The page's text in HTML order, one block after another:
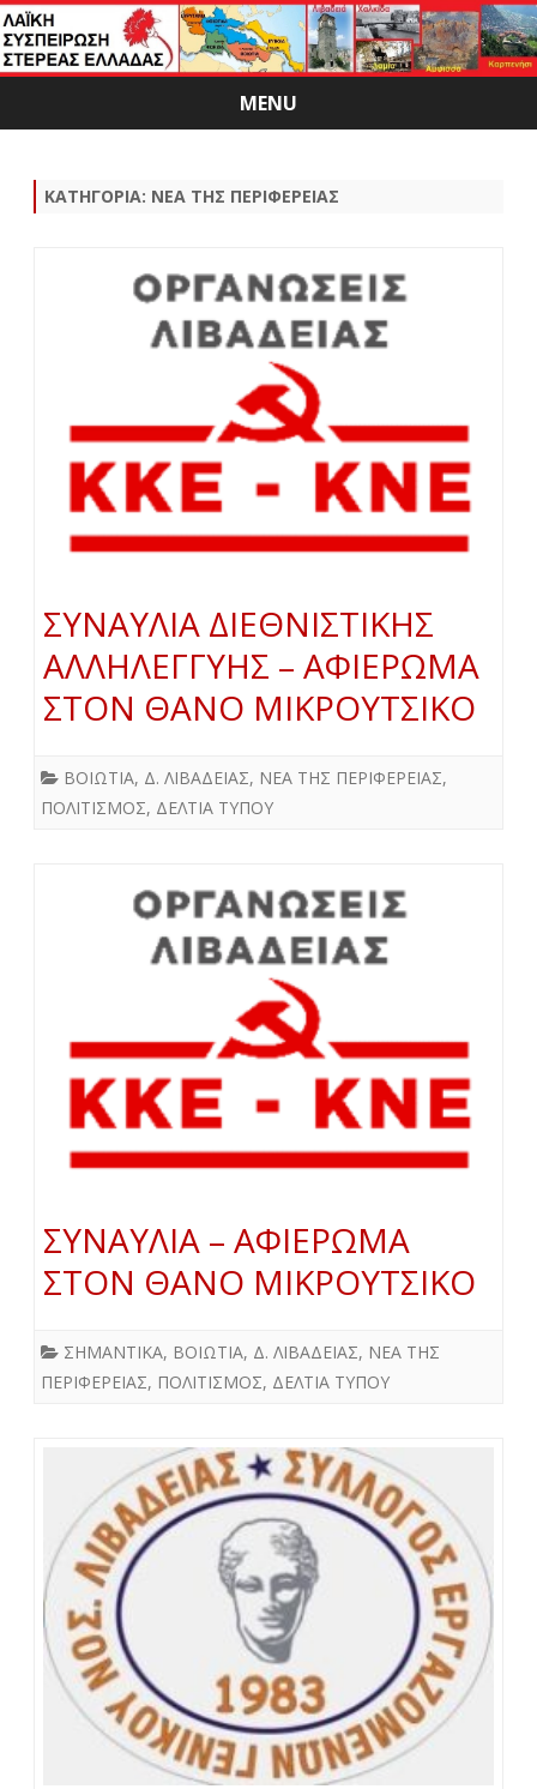
MENU
Skip
ΚΑΤΗΓΟΡΊΑ: ΝΕΑ ΤΗΣ ΠΕΡΙΦΕΡΕΙΑΣ
ΣΥΝΑΥΛΙΑ ΔΙΕΘΝΙΣΤΙΚΗΣ
ΑΛΛΗΛΕΓΓΥΗΣ – ΑΦΙΕΡΩΜΑ
ΣΤΟΝ ΘΑΝΟ ΜΙΚΡΟΥΤΣΙΚΟ
ΒΟΙΩΤΙΑ, Δ. ΛΙΒΑΔΕΙΑΣ, ΝΕΑ ΤΗΣ ΠΕΡΙΦΕΡΕΙΑΣ,
ΠΟΛΙΤΙΣΜΟΣ, ΔΕΛΤΙΑ ΤΥΠΟΥ
ΣΥΝΑΥΛΙΑ – ΑΦΙΕΡΩΜΑ
ΣΤΟΝ ΘΑΝΟ ΜΙΚΡΟΥΤΣΙΚΟ
ΣΗΜΑΝΤΙΚΑ, ΒΟΙΩΤΙΑ, Δ. ΛΙΒΑΔΕΙΑΣ, ΝΕΑ ΤΗΣ
ΠΕΡΙΦΕΡΕΙΑΣ, ΠΟΛΙΤΙΣΜΟΣ, ΔΕΛΤΙΑ ΤΥΠΟΥ